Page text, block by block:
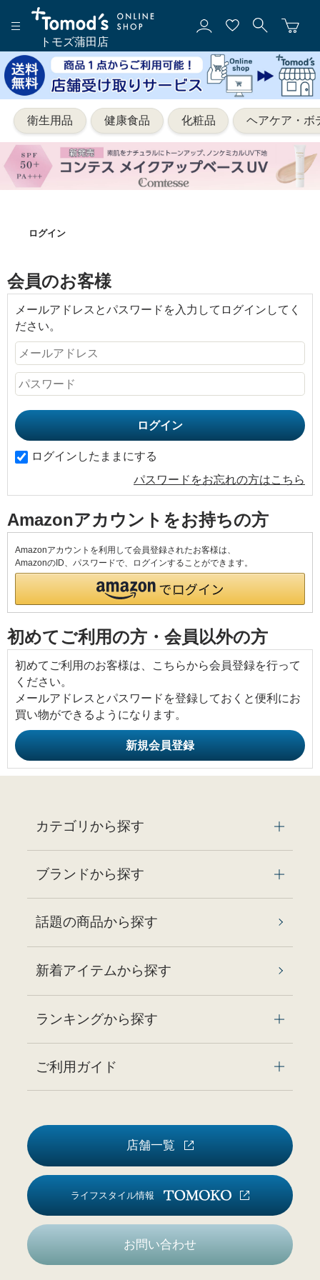
トモズ蒲田店
衛生用品 健康食品 化粧品 ヘアケア・ボ
ログイン
会員のお客様
メールアドレスとパスワードを入力してログインしてく
ださい。
ログインしたままにする
パスワードをお忘れの方はこちら
Amazonアカウントをお持ちの方
Amazonアカウントを利用して会員登録されたお客様は、
AmazonのID、パスワードで、ログインすることができます。
初めてご利用の方・会員以外の方
初めてご利用のお客様は、こちらから会員登録を行って
ください。
メールアドレスとパスワードを登録しておくと便利にお
買い物ができるようになります。
カテゴリから探す
ブランドから探す
話題の商品から探す
新着アイテムから探す
ランキングから探す
ご利用ガイド
店舗一覧
ライフスタイル情報
お問い合わせ